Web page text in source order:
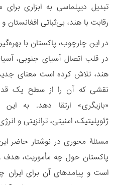
تبدیل دیپلماسی به ابزاری
رقابت با هند، بی‌ثباتی
در این چارچوب، پاکستان با
در قلب اتصال آسیای جنوبی،
هند، تلاش کرده است معنای
نقشی که آن را از سطح یک
«بازیگری» ارتقا دهد. به
ژئوپلیتیک، امنیتی، ترانزیتی و
مسئلۀ محوری در نوشتار حاضر
پاکستان حول چه مأموریت، هدف
است و پیامدهای آن برای